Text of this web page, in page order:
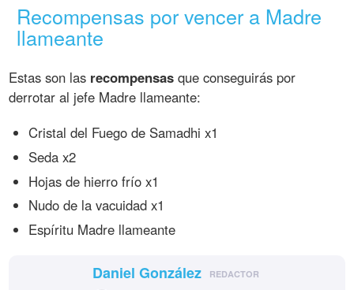
Recompensas por vencer a Madre
llameante
Estas son las recompensas que conseguirás por
derrotar al jefe Madre llameante:
Cristal del Fuego de Samadhi x1
Seda x2
Hojas de hierro frío x1
Nudo de la vacuidad x1
Espíritu Madre llameante
Daniel González REDACTOR